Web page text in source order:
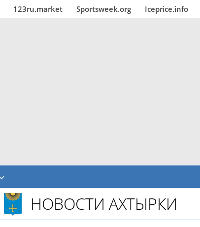
123ru.market Sportsweek.org Iceprice.info
НОВОСТИ АХТЫРКИ